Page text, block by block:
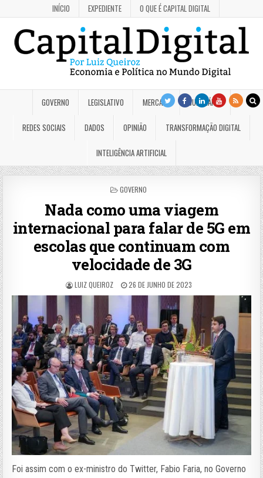
INÍCIO EXPEDIENTE O QUE É CAPITAL DIGITAL
GOVERNO LEGISLATIVO MERCADO JUDICIÁRIO
REDES SOCIAIS DADOS OPINIÃO TRANSFORMAÇÃO DIGITAL
INTELIGÊNCIA ARTIFICIAL
POSTED
GOVERNO
Nada como uma viagem
internacional para falar de 5G em
escolas que continuam com
velocidade de 3G
LUIZ QUEIROZ 26 DE JUNHO DE 2023
Foi assim com o ex-ministro do Twitter, Fabio Faria, no Governo